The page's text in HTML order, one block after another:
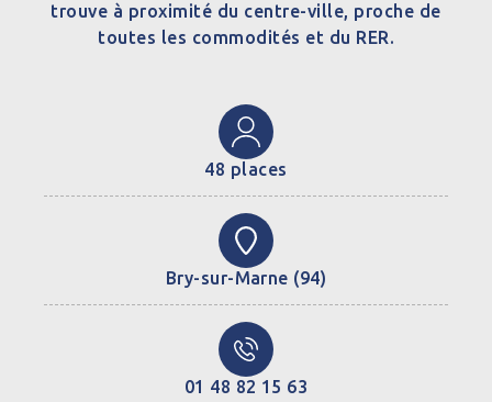
trouve à proximité du centre-ville, proche de
toutes les commodités et du RER.
48 places
Bry-sur-Marne (94)
01 48 82 15 63